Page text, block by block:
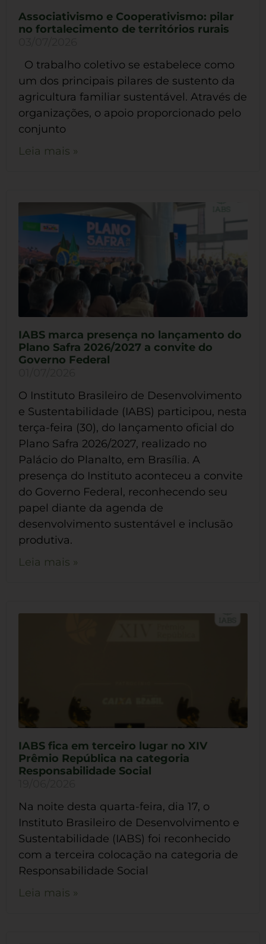
Associativismo e Cooperativismo: pilar
no fortalecimento de territórios rurais
O trabalho coletivo se estabelece como
um dos principais pilares de sustento da
agricultura familiar sustentável. Através de
organizações, o apoio proporcionado pelo
conjunto
Leia mais »
IABS marca presença no lançamento do
Plano Safra 2026/2027 a convite do
Governo Federal
O Instituto Brasileiro de Desenvolvimento
e Sustentabilidade (IABS) participou, nesta
terça-feira (30), do lançamento oficial do
Plano Safra 2026/2027, realizado no
Palácio do Planalto, em Brasília. A
presença do Instituto aconteceu a convite
do Governo Federal, reconhecendo seu
papel diante da agenda de
desenvolvimento sustentável e inclusão
produtiva.
Leia mais »
IABS fica em terceiro lugar no XIV
Prêmio República na categoria
Responsabilidade Social
Na noite desta quarta-feira, dia 17, o
Instituto Brasileiro de Desenvolvimento e
Sustentabilidade (IABS) foi reconhecido
com a terceira colocação na categoria de
Responsabilidade Social
Leia mais »